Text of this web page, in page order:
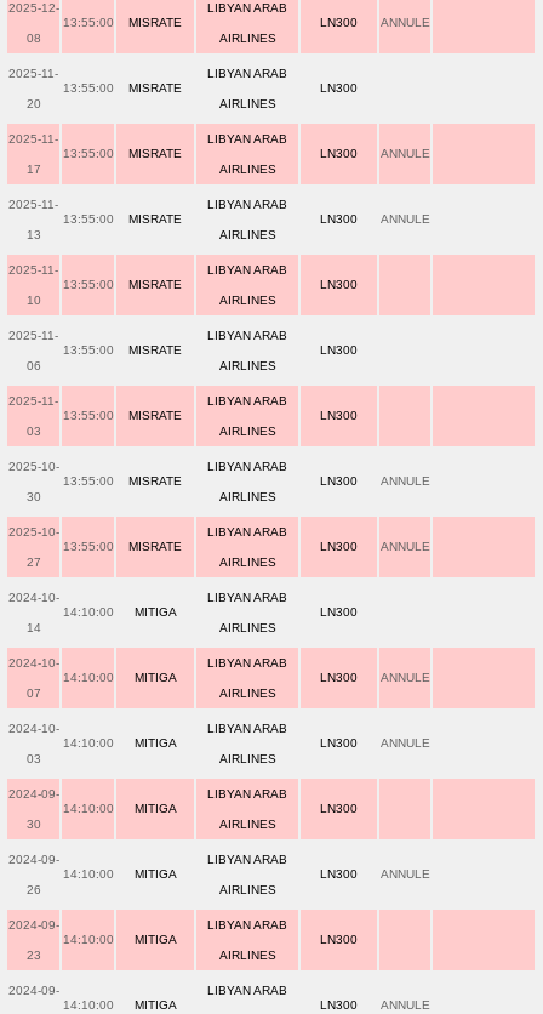
2025-12-
08
13:55:00 MISRATE
LIBYAN ARAB
AIRLINES
LN300 ANNULE
2025-11-
20
13:55:00 MISRATE
LIBYAN ARAB
AIRLINES
LN300
2025-11-
17
13:55:00 MISRATE
LIBYAN ARAB
AIRLINES
LN300 ANNULE
2025-11-
13
13:55:00 MISRATE
LIBYAN ARAB
AIRLINES
LN300 ANNULE
2025-11-
10
13:55:00 MISRATE
LIBYAN ARAB
AIRLINES
LN300
2025-11-
06
13:55:00 MISRATE
LIBYAN ARAB
AIRLINES
LN300
2025-11-
03
13:55:00 MISRATE
LIBYAN ARAB
AIRLINES
LN300
2025-10-
30
13:55:00 MISRATE
LIBYAN ARAB
AIRLINES
LN300 ANNULE
2025-10-
27
13:55:00 MISRATE
LIBYAN ARAB
AIRLINES
LN300 ANNULE
2024-10-
14
14:10:00 MITIGA
LIBYAN ARAB
AIRLINES
LN300
2024-10-
07
14:10:00 MITIGA
LIBYAN ARAB
AIRLINES
LN300 ANNULE
2024-10-
03
14:10:00 MITIGA
LIBYAN ARAB
AIRLINES
LN300 ANNULE
2024-09-
30
14:10:00 MITIGA
LIBYAN ARAB
AIRLINES
LN300
2024-09-
26
14:10:00 MITIGA
LIBYAN ARAB
AIRLINES
LN300 ANNULE
2024-09-
23
14:10:00 MITIGA
LIBYAN ARAB
AIRLINES
LN300
2024-09-
14:10:00
MITIGA
LIBYAN ARAB
LN300
ANNULE